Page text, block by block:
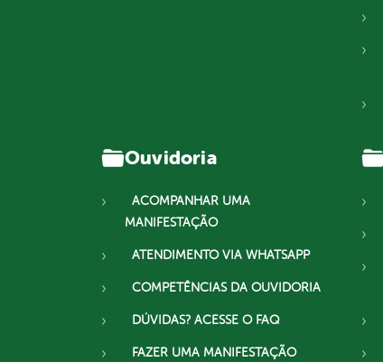
Ouvidoria
ACOMPANHAR UMA
MANIFESTAÇÃO
ATENDIMENTO VIA WHATSAPP
COMPETÊNCIAS DA OUVIDORIA
DÚVIDAS? ACESSE O FAQ
FAZER UMA MANIFESTAÇÃO